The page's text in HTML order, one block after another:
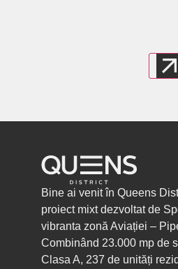
Bine ai venit în Queens
proiect mixt dezvoltat de
vibranta zonă Aviației –
Combinând 23.000 mp de
Clasa A, 237 de unități